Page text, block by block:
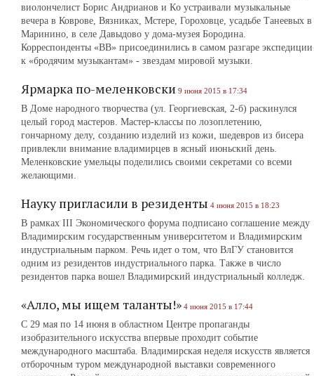
виолончелист Борис Андрианов и Кo устраивали музыкальные
вечера в Коврове, Вязниках, Мстере, Гороховце, усадьбе Танеевых в
Маринино, в селе Давыдово у дома-музея Бородина.
Корреспонденты «ВВ» присоединились в самом разгаре экспедиции
к «бродячим музыкантам» - звездам мировой музыки.
Ярмарка по-меленковски 9 июня 2015 в 17:34
В Доме народного творчества (ул. Георгиевская, 2-б) раскинулся
целый город мастеров. Мастер-классы по лозоплетению,
гончарному делу, созданию изделий из кожи, шедевров из бисера
привлекли внимание владимирцев в ясный июньский день.
Меленковские умельцы поделились своими секретами со всеми
желающими.
Науку пригласили в резиденты 4 июня 2015 в 18:23
В рамках III Экономического форума подписано соглашение между
Владимирским государственным университетом и Владимирским
индустриальным парком. Речь идет о том, что ВлГУ становится
одним из резидентов индустриального парка. Также в число
резидентов парка вошел Владимирский индустриальный колледж.
«Алло, мы ищем таланты!» 4 июня 2015 в 17:44
С 29 мая по 14 июня в областном Центре пропаганды
изобразительного искусства впервые проходит событие
международного масштаба. Владимирская неделя искусств является
отборочным туром международной выставки современного